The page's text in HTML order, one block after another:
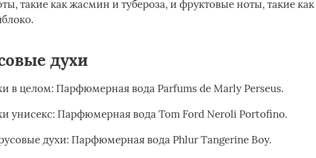
такие как жасмин и тубероза, и фруктовые ноты, такие как
духи
в целом: Парфюмерная вода Parfums de Marly Perseus.
унисекс: Парфюмерная вода Tom Ford Neroli Portofino.
духи: Парфюмерная вода Phlur Tangerine Boy.